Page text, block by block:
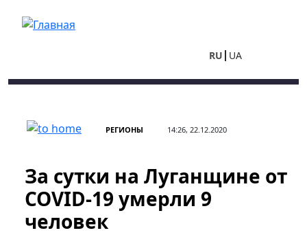
RU UA
РЕГИОНЫ 14:26, 22.12.2020
За сутки на Луганщине от
COVID-19 умерли 9
человек